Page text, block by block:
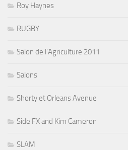
Roy Haynes
RUGBY
Salon de l'Agriculture 2011
Salons
Shorty et Orleans Avenue
Side FX and Kim Cameron
SLAM